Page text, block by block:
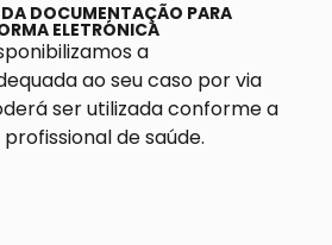
DOCUMENTAÇÃO PARA
ELETRÓNICA
a
ao seu caso por via
ser utilizada conforme a
de saúde.